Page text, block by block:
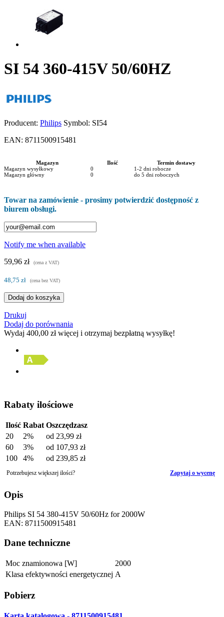
SI 54 360-415V 50/60HZ
Producent: Philips Symbol: SI54
EAN: 8711500915481
Magazyn Ilość
Termin dostawy
Magazyn wysyłkowy
0
1-2 dni robocze
Magazyn główny
0 do 5 dni roboczych
Towar na zamówienie - prosimy potwierdzić dostępność z
biurem obsługi.
Notify me when available
59,96 zł
(cena z VAT)
48,75 zł (cena bez VAT)
Dodaj do koszyka
Drukuj
Dodaj do porównania
Wydaj 400,00 złwięcej i otrzymaj bezpłatną wysyłkę!
Rabaty ilościowe
Ilość Rabat Oszczędzasz
20
2% od 23,99 zł
60
3% od 107,93 zł
100
4% od 239,85 zł
Potrzebujesz większej ilości? Zapytaj o wycenę
Opis
Philips SI 54 380-415V 50/60Hz for 2000W
EAN: 8711500915481
Dane techniczne
Moc znamionowa [W]
2000
Klasa efektywności energetycznej A
Pobierz